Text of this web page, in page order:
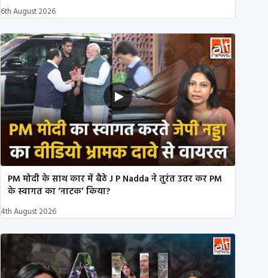
6th August 2026
PM मोदी के साथ कार में बैठे J P Nadda ने तुरंत उतर कर PM
के स्वागत का ‘नाटक’ किया?
4th August 2026